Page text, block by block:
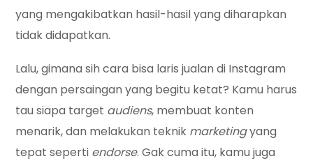
yang mengakibatkan hasil-hasil yang diharapkan
tidak didapatkan.
Lalu, gimana sih cara bisa laris jualan di Instagram
dengan persaingan yang begitu ketat? Kamu harus
tau siapa target audiens, membuat konten
menarik, dan melakukan teknik marketingyang
tepat seperti endorse. Gak cuma itu, kamu juga